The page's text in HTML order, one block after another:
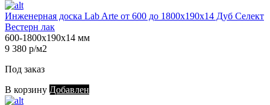
Инженерная доска Lab Arte от 600 до 1800х190х14 Дуб Селект
Вестерн лак
600-1800х190х14 мм
9 380 р/м2
Под заказ
В корзину Добавлен